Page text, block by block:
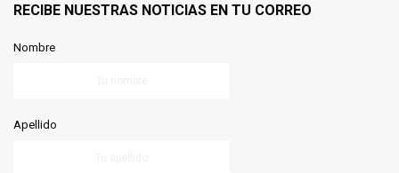
RECIBE NUESTRAS NOTICIAS EN TU CORREO
Nombre
Apellido